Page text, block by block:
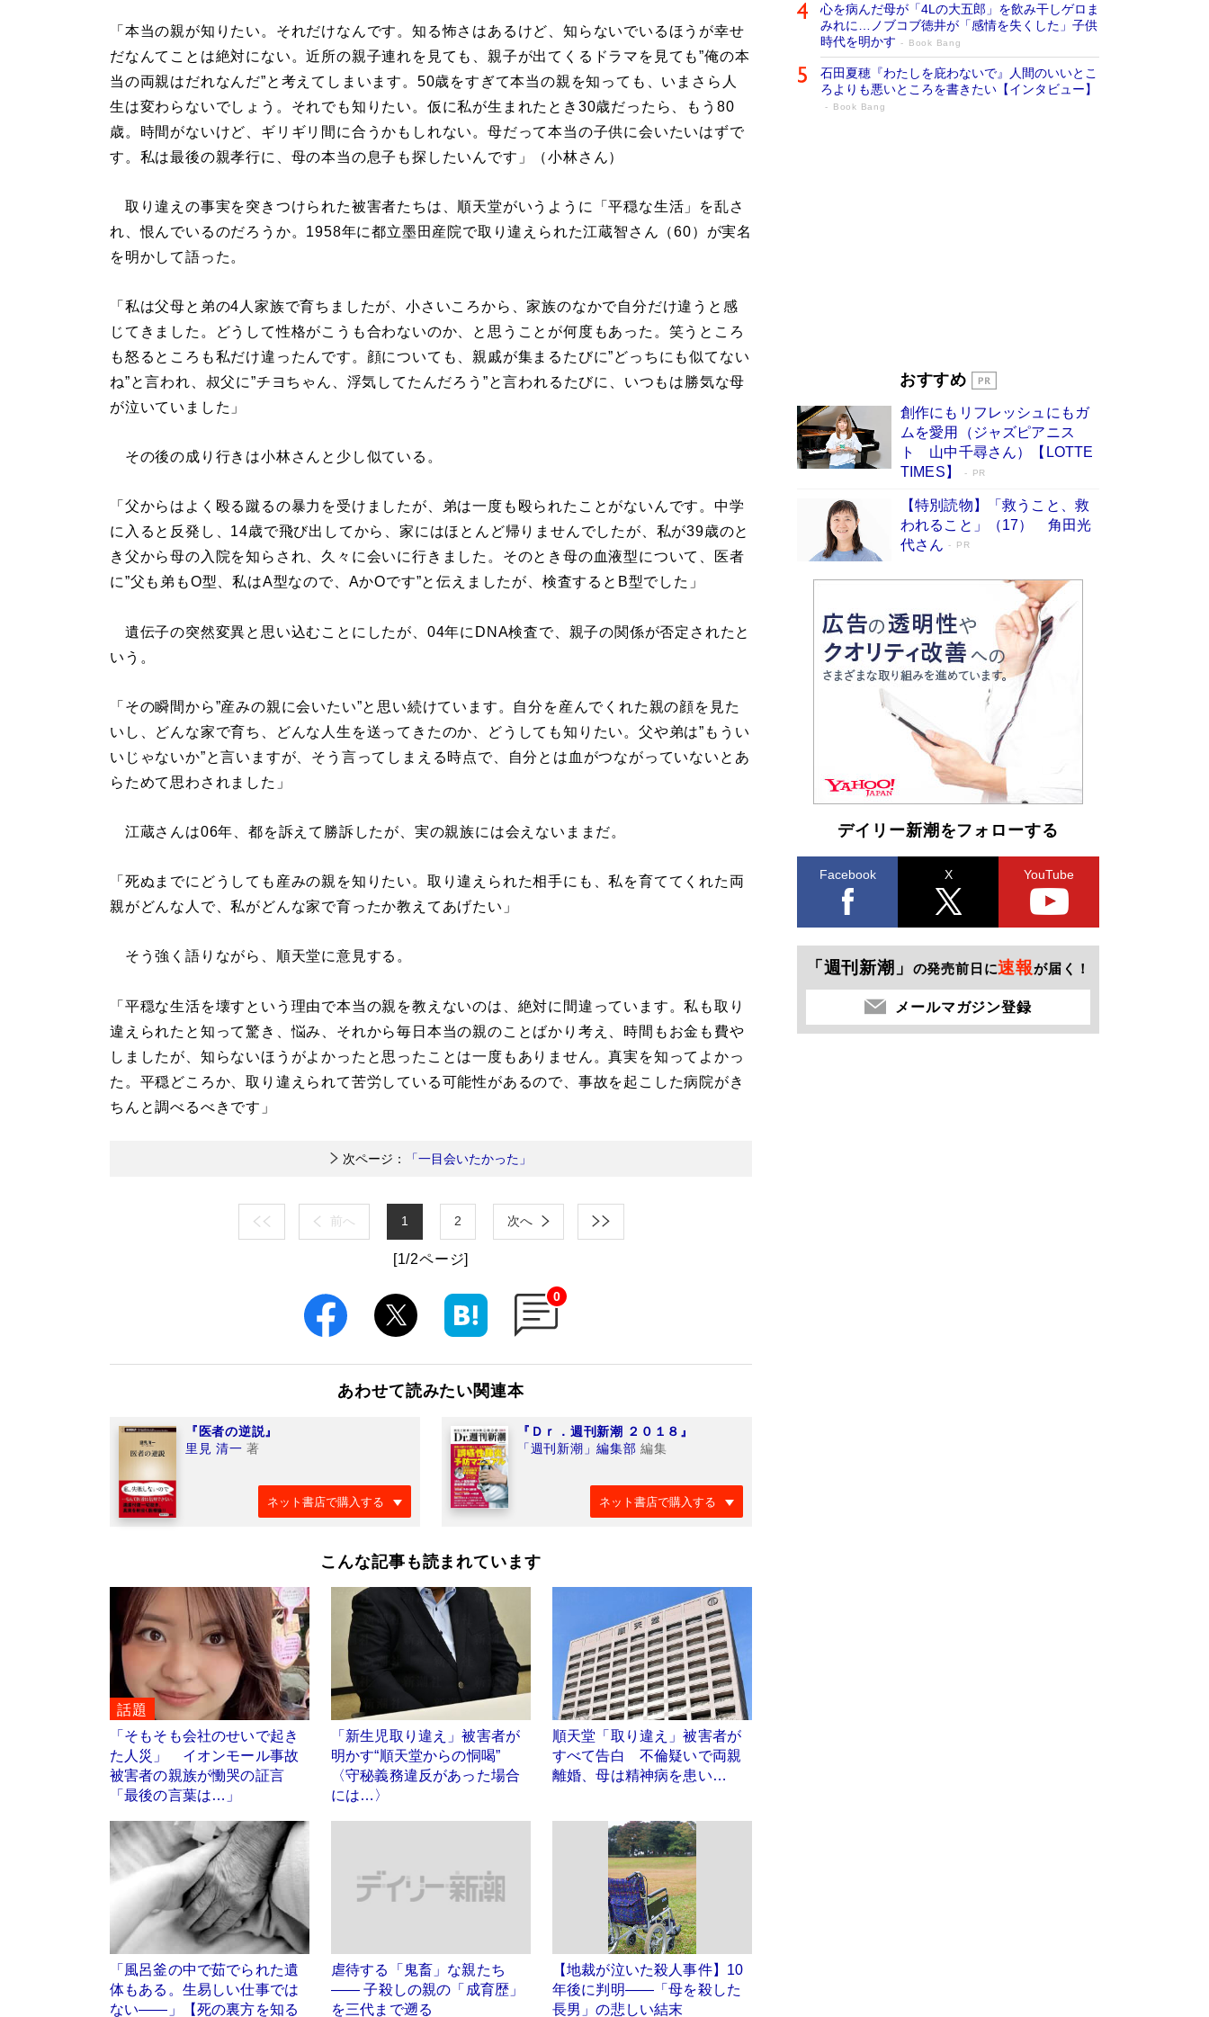
「本当の親が知りたい。それだけなんです。知る怖さはあるけど、知らないでいるほうが幸せ
だなんてことは絶対にない。近所の親子連れを見ても、親子が出てくるドラマを見ても”俺の本
当の両親はだれなんだ”と考えてしまいます。50歳をすぎて本当の親を知っても、いまさら人
生は変わらないでしょう。それでも知りたい。仮に私が生まれたとき30歳だったら、もう80
歳。時間がないけど、ギリギリ間に合うかもしれない。母だって本当の子供に会いたいはずで
す。私は最後の親孝行に、母の本当の息子も探したいんです」（小林さん）
取り違えの事実を突きつけられた被害者たちは、順天堂がいうように「平穏な生活」を乱さ
れ、恨んでいるのだろうか。1958年に都立墨田産院で取り違えられた江蔵智さん（60）が実名
を明かして語った。
「私は父母と弟の4人家族で育ちましたが、小さいころから、家族のなかで自分だけ違うと感
じてきました。どうして性格がこうも合わないのか、と思うことが何度もあった。笑うところ
も怒るところも私だけ違ったんです。顔についても、親戚が集まるたびに”どっちにも似てない
ね”と言われ、叔父に”チヨちゃん、浮気してたんだろう”と言われるたびに、いつもは勝気な母
が泣いていました」
その後の成り行きは小林さんと少し似ている。
「父からはよく殴る蹴るの暴力を受けましたが、弟は一度も殴られたことがないんです。中学
に入ると反発し、14歳で飛び出してから、家にはほとんど帰りませんでしたが、私が39歳のと
き父から母の入院を知らされ、久々に会いに行きました。そのとき母の血液型について、医者
に”父も弟もO型、私はA型なので、AかOです”と伝えましたが、検査するとB型でした」
遺伝子の突然変異と思い込むことにしたが、04年にDNA検査で、親子の関係が否定されたと
いう。
「その瞬間から”産みの親に会いたい”と思い続けています。自分を産んでくれた親の顔を見た
いし、どんな家で育ち、どんな人生を送ってきたのか、どうしても知りたい。父や弟は”もうい
いじゃないか”と言いますが、そう言ってしまえる時点で、自分とは血がつながっていないとあ
らためて思わされました」
江蔵さんは06年、都を訴えて勝訴したが、実の親族には会えないままだ。
「死ぬまでにどうしても産みの親を知りたい。取り違えられた相手にも、私を育ててくれた両
親がどんな人で、私がどんな家で育ったか教えてあげたい」
そう強く語りながら、順天堂に意見する。
「平穏な生活を壊すという理由で本当の親を教えないのは、絶対に間違っています。私も取り
違えられたと知って驚き、悩み、それから毎日本当の親のことばかり考え、時間もお金も費や
しましたが、知らないほうがよかったと思ったことは一度もありません。真実を知ってよかっ
た。平穏どころか、取り違えられて苦労している可能性があるので、事故を起こした病院がき
ちんと調べるべきです」
次ページ： 「一目会いたかった」
前へ 1 2 次へ
[1/2ページ]
0
あわせて読みたい関連本
『医者の逆説』
里見 清一 著
ネット書店で購入する
『Ｄｒ．週刊新潮 ２０１８』
「週刊新潮」編集部 編集
ネット書店で購入する
こんな記事も読まれています
話題
「そもそも会社のせいで起き
た人災」 イオンモール事故
被害者の親族が慟哭の証言
「最後の言葉は…」
「新生児取り違え」被害者が
明かす“順天堂からの恫喝”
〈守秘義務違反があった場合
には…〉
順天堂「取り違え」被害者が
すべて告白 不倫疑いで両親
離婚、母は精神病を患い…
「風呂釜の中で茹でられた遺
体もある。生易しい仕事では
ない――」【死の裏方を知る
虐待する「鬼畜」な親たち
―― 子殺しの親の「成育歴」
を三代まで遡る
【地裁が泣いた殺人事件】10
年後に判明――「母を殺した
長男」の悲しい結末
心を病んだ母が「4Lの大五郎」を飲み干しゲロま
みれに…ノブコブ徳井が「感情を失くした」子供
時代を明かす
Book Bang
石田夏穂『わたしを庇わないで』人間のいいとこ
ろよりも悪いところを書きたい【インタビュー】
Book Bang
開発への関心を押し上げた18年の物語に幕 特装
Book Bang
「不意に涙が出そうに…」高嶋政伸が明かし
た“13歳の娘を暴行する役”への葛藤 インティマ
シーコーディネーターに支えられたNHK『大奥』
おすすめ
創作にもリフレッシュにもガ
ムを愛用（ジャズピアニス
ト 山中千尋さん）【LOTTE
TIMES】
PR
【特別読物】「救うこと、救
われること」（17） 角田光
代さん
PR
デイリー新潮をフォローする
Facebook X YouTube
「週刊新潮」 の発売前日に速報が届く！
メールマガジン登録